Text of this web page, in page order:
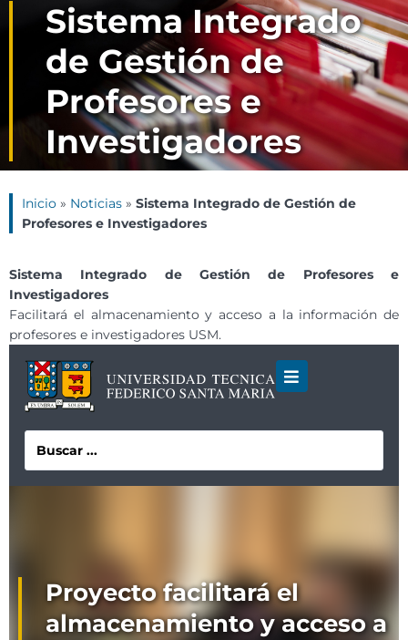
Sistema Integrado
de Gestión de
Profesores e
Investigadores
Inicio » Noticias » Sistema Integrado de Gestión de
Profesores e Investigadores
Sistema Integrado de Gestión de Profesores e
Investigadores
Facilitará el almacenamiento y acceso a la información de
profesores e investigadores USM.